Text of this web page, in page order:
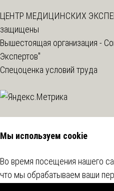
ЦЕНТР МЕДИЦИНСКИХ
защищены
Вышестоящая организация -
Экспертов"
Спецоценка условий труда
Мы используем cookie
Во время посещения нашего
что мы обрабатываем ваши
использованием